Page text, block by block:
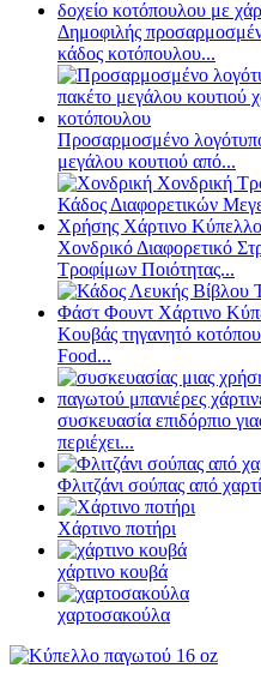
Δημοφιλής
κάδος κοτόπουλου...
Προσαρμοσμένο
μεγάλου κουτιού από...
Χονδρικό Διαφορετικό
Τροφίμων Ποιότητας...
Κουβάς τηγανητό
Food...
συσκευασία επιδόρπιο
περιέχει...
Φλιτζάνι σούπας από
Χάρτινο ποτήρι
χάρτινο κουβά
χαρτοσακούλα